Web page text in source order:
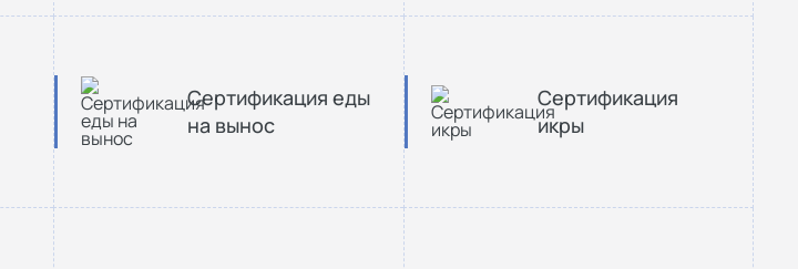
Сертификация еды
на вынос
Сертификация
икры